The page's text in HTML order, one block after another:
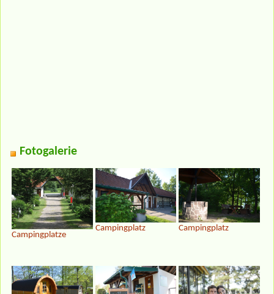
Fotogalerie
Campingplatze
Campingplatz Campingplatz